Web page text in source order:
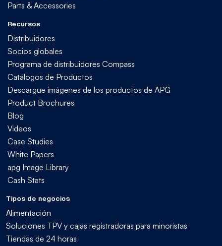
Parts & Accessories
Recursos
Distribuidores
Socios globales
Programa de distribuidores Compass
Catálogos de Productos
Descargue imágenes de los productos de APG
Product Brochures
Blog
Videos
Case Studies
White Papers
apg Image Library
Cash Stats
Tipos de negocios
Alimentación
Soluciones TPV y cajas registradoras para minoristas
Tiendas de 24 horas